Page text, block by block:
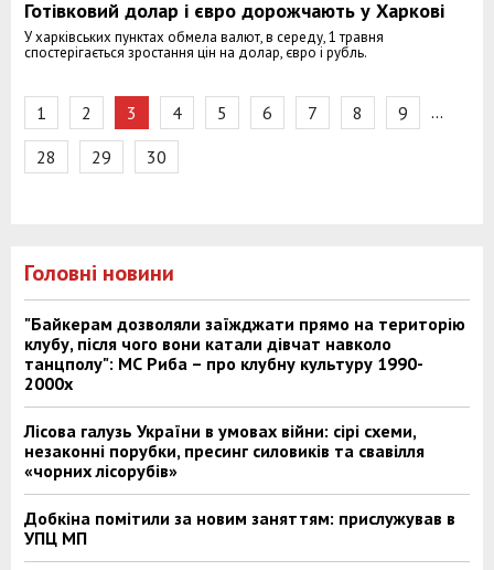
Готівковий долар і євро дорожчають у Харкові
У харківських пунктах обмела валют, в середу, 1 травня
спостерігається зростання цін на долар, євро і рубль.
1 2 3 4 5 6 7 8 9 …
28 29 30
Головні новини
"Байкерам дозволяли заїжджати прямо на територію
клубу, після чого вони катали дівчат навколо
танцполу": МС Риба – про клубну культуру 1990-
2000х
Лісова галузь України в умовах війни: сірі схеми,
незаконні порубки, пресинг силовиків та свавілля
«чорних лісорубів»
Добкіна помітили за новим заняттям: прислужував в
УПЦ МП